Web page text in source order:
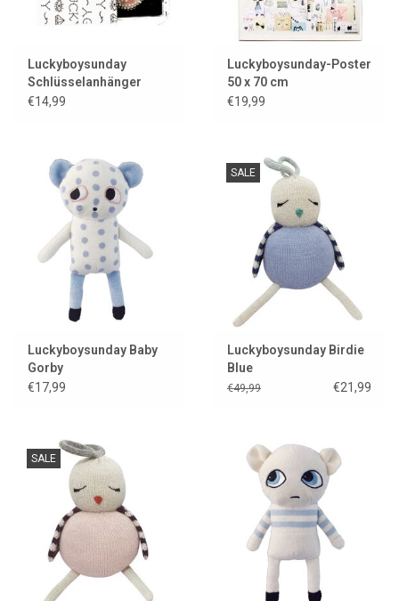
Luckyboysunday
Schlüsselanhänger
Glücksbringer
€14,99
Luckyboysunday-Poster
50 x 70 cm
€19,99
Luckyboysunday Baby
Gorby
€17,99
SALE
Luckyboysunday Birdie
Blue
€49,99 €21,99
SALE